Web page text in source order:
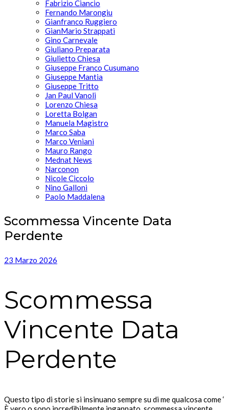
Fabrizio Ciancio
Fernando Marongiu
Gianfranco Ruggiero
GianMario Strappati
Gino Carnevale
Giuliano Preparata
Giulietto Chiesa
Giuseppe Franco Cusumano
Giuseppe Mantia
Giuseppe Tritto
Jan Paul Vanoli
Lorenzo Chiesa
Loretta Bolgan
Manuela Magistro
Marco Saba
Marco Veniani
Mauro Rango
Mednat News
Narconon
Nicole Ciccolo
Nino Galloni
Paolo Maddalena
Scommessa Vincente Data
Perdente
23 Marzo 2026
Scommessa
Vincente Data
Perdente
Questo tipo di storie si insinuano sempre su di me qualcosa come ‘